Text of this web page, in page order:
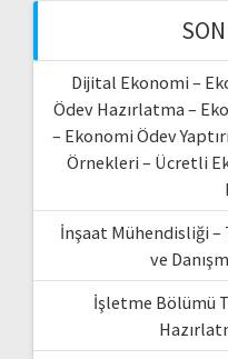
Dijital Ekonomi –
Ödev Hazırlatma –
– Ekonomi Ödev
Örnekleri – Ücretli
İnşaat Mühendisliği –
ve
İşletme Bölümü